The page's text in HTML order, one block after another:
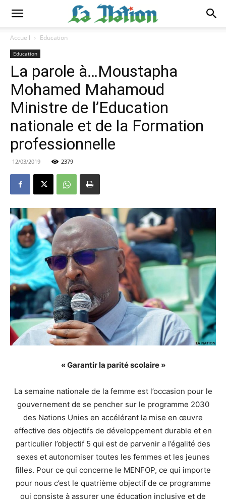
Accueil Education
Education
La parole à…Moustapha
Mohamed Mahamoud
Ministre de l’Education
nationale et de la Formation
professionnelle
12/03/2019 2379
« Garantir la parité scolaire »
La semaine nationale de la femme est l’occasion pour le
gouvernement de se pencher sur le programme 2030
des Nations Unies en accélérant la mise en œuvre
effective des objectifs de développement durable et en
particulier l’objectif 5 qui est de parvenir a l’égalité des
sexes et autonomiser toutes les femmes et les jeunes
filles. Pour ce qui concerne le MENFOP, ce qui importe
pour nous c’est le quatrième objectif de ce programme
qui consiste à assurer une éducation inclusive et de